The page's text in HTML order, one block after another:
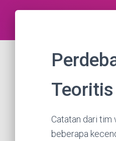
Teoritis
Catatan dari tim
beberapa